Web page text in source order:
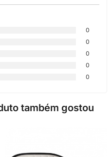
0
0
0
0
0
também gostou